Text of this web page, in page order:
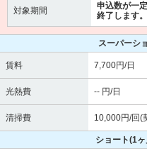
対象期間
申込数が一
終了します。
スーパーシ
賃料 7,700円/日
光熱費 -- 円/日
清掃費 10,000円/回(
ショート(1